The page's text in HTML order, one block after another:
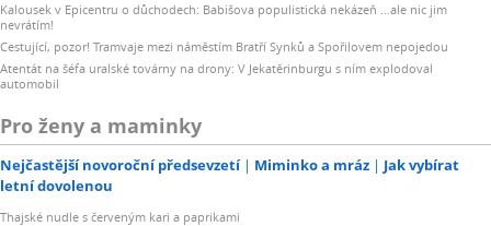
Kalousek v Epicentru o důchodech: Babišova populistická nekázeň …ale nic jim
nevrátím!
Cestující, pozor! Tramvaje mezi náměstím Bratří Synků a Spořilovem nepojedou
Atentát na šéfa uralské továrny na drony: V Jekatěrinburgu s ním explodoval
automobil
Pro ženy a maminky
Nejčastější novoroční předsevzetí Miminko a mráz
Jak vybírat
letní dovolenou
Thajské nudle s červeným kari a paprikami